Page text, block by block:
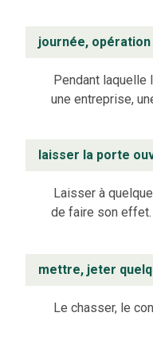
journée,
Pendant
une entreprise,
laisser la porte
Laisser à
de faire son effet.
mettre, jeter
Le chasser, le